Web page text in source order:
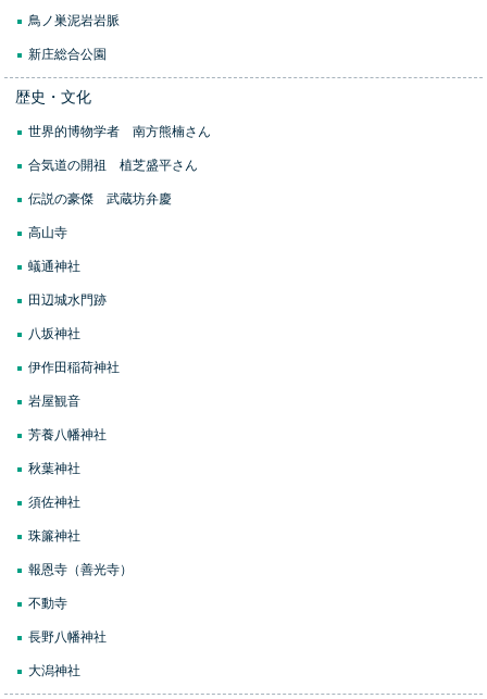
鳥ノ巣泥岩岩脈
新庄総合公園
歴史・文化
世界的博物学者 南方熊楠さん
合気道の開祖 植芝盛平さん
伝説の豪傑 武蔵坊弁慶
高山寺
蟻通神社
田辺城水門跡
八坂神社
伊作田稲荷神社
岩屋観音
芳養八幡神社
秋葉神社
須佐神社
珠簾神社
報恩寺（善光寺）
不動寺
長野八幡神社
大潟神社